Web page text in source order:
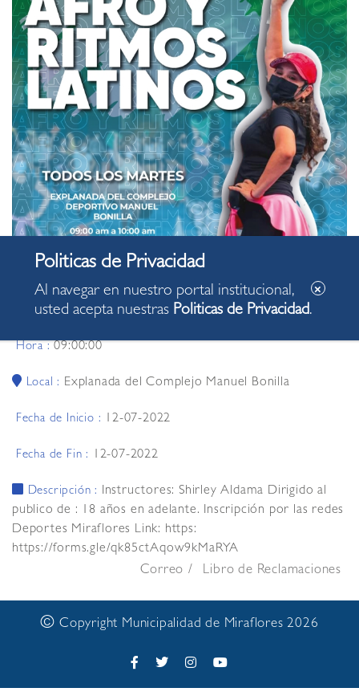
Hora :09:00:00
Local : Explanada del Complejo Manuel Bonilla
Fecha de Inicio : 12-07-2022
Fecha de Fin : 12-07-2022
Descripción : Instructores: Shirley Aldama Dirigido al
publico de : 18 años en adelante. Inscripción por las redes
Deportes Miraflores Link: https:
https://forms.gle/qk85ctAqow9kMaRYA
Correo Libro de Reclamaciones
© Copyright Municipalidad de Miraflores 2026
Al navegar en nuestro portal institucional,
usted acepta nuestras Politicas de Privacidad.